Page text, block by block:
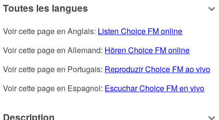
Toutes les langues
Voir cette page en Anglais: Listen Choice FM online
Voir cette page en Allemand: Hören Choice FM online
Voir cette page en Portugais: Reproduzir Choice FM ao vivo
Voir cette page en Espagnol: Escuchar Choice FM en vivo
Description